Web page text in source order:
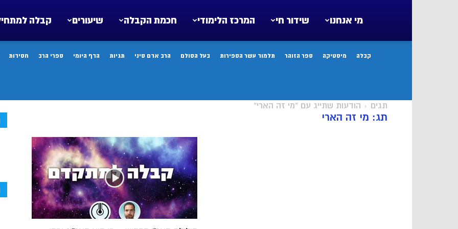
קבלה שיעורים חכמת הקבלה המרכז הלימודי שידור חי מי אנחנו
קבלה מיסטיקה ספר הזוהר תלמוד עשר הספירות בעל הסולם הרב אדם סיני תגיות הדף היומי ספרי הרב חסידות
תגים הודעות שתייג עם "מי זה הארי"
תג: מי זה הארי